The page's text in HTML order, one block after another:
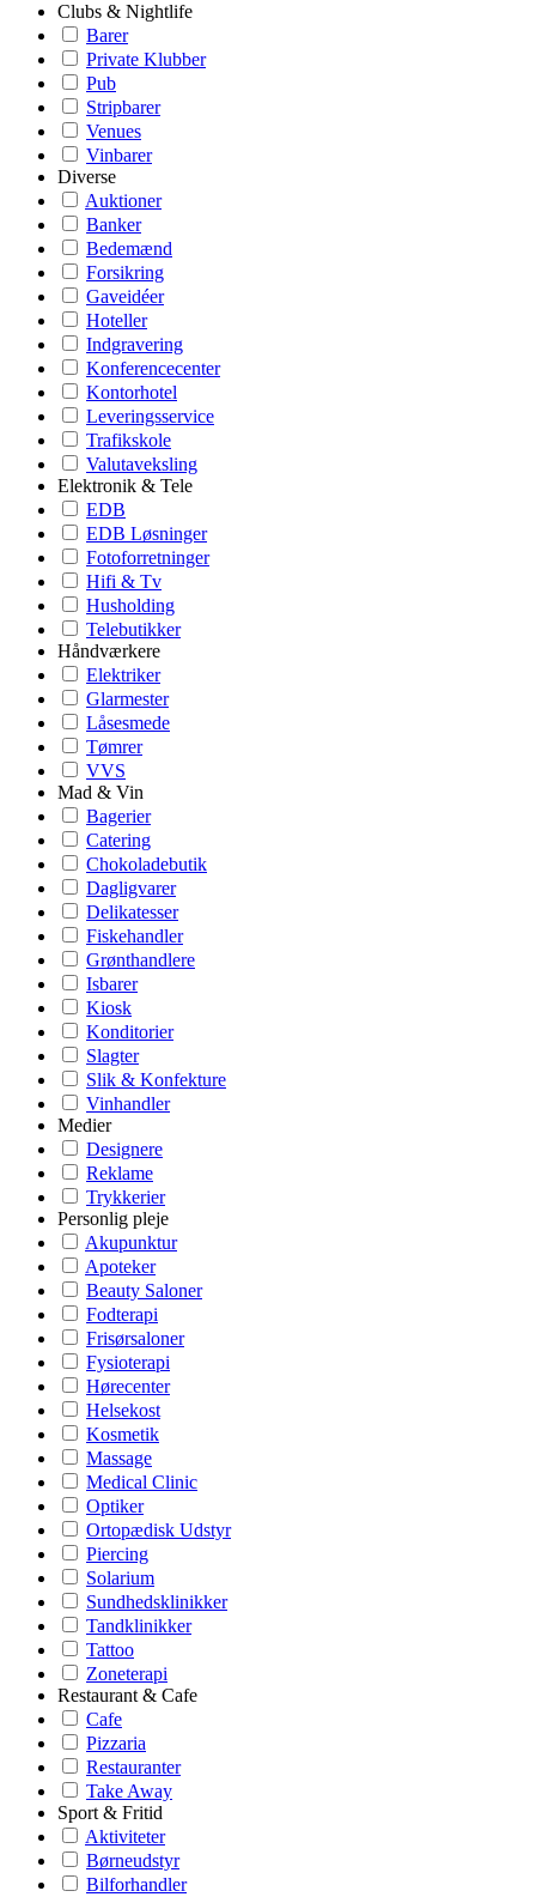
Clubs & Nightlife
Barer
Private Klubber
Pub
Stripbarer
Venues
Vinbarer
Diverse
Auktioner
Banker
Bedemænd
Forsikring
Gaveidéer
Hoteller
Indgravering
Konferencecenter
Kontorhotel
Leveringsservice
Trafikskole
Valutaveksling
Elektronik & Tele
EDB
EDB Løsninger
Fotoforretninger
Hifi & Tv
Husholding
Telebutikker
Håndværkere
Elektriker
Glarmester
Låsesmede
Tømrer
VVS
Mad & Vin
Bagerier
Catering
Chokoladebutik
Dagligvarer
Delikatesser
Fiskehandler
Grønthandlere
Isbarer
Kiosk
Konditorier
Slagter
Slik & Konfekture
Vinhandler
Medier
Designere
Reklame
Trykkerier
Personlig pleje
Akupunktur
Apoteker
Beauty Saloner
Fodterapi
Frisørsaloner
Fysioterapi
Hørecenter
Helsekost
Kosmetik
Massage
Medical Clinic
Optiker
Ortopædisk Udstyr
Piercing
Solarium
Sundhedsklinikker
Tandklinikker
Tattoo
Zoneterapi
Restaurant & Cafe
Cafe
Pizzaria
Restauranter
Take Away
Sport & Fritid
Aktiviteter
Børneudstyr
Bilforhandler